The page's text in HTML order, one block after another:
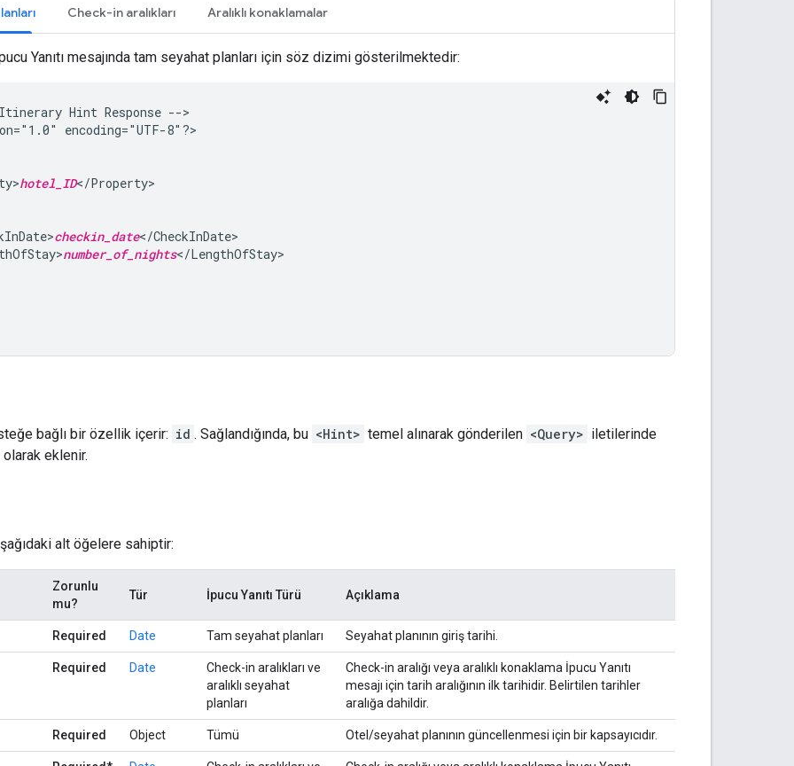
Check-in aralıkları Aralıklı konaklamalar
İpucu Yanıtı mesajında tam seyahat planları için söz dizimi gösterilmektedir:
Itinerary Hint Response -->
encoding="UTF-8"?>
hotel_ID
checkin_date
number_of_nights
bağlı bir özellik içerir: id . Sağlandığında, bu <Hint> temel alınarak gönderilen <Query> iletilerinde
eklenir.
alt öğelere sahiptir:
Zorunlu
mu?
Tür İpucu Yanıtı Türü Açıklama
Required Date Tam seyahat planları Seyahat planının giriş tarihi.
Required Date
Check-in aralıkları ve
aralıklı seyahat
planları
Check-in aralığı veya aralıklı konaklama İpucu Yanıtı
mesajı için tarih aralığının ilk tarihidir. Belirtilen tarihler
aralığa dahildir.
Required Object Tümü Otel/seyahat planının güncellenmesi için bir kapsayıcıdır.